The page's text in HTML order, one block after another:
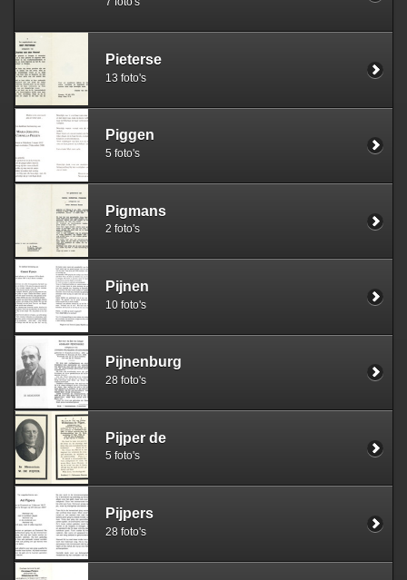
Pieterse
13 foto's
Piggen
5 foto's
Pigmans
2 foto's
Pijnen
10 foto's
Pijnenburg
28 foto's
Pijper de
5 foto's
Pijpers
28 foto's